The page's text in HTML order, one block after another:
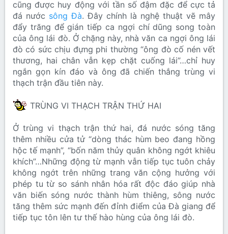
cũng được huy động với tần số đậm đặc để cực tả
đá nước sông Đà. Đây chính là nghệ thuật vẽ mây
đẩy trăng để gián tiếp ca ngợi chí dũng song toàn
của ông lái đò. Ở chặng này, nhà văn ca ngợi ông lái
đò có sức chịu đựng phi thường “ông đò cố nén vết
thương, hai chân vẫn kẹp chặt cuống lái”…chỉ huy
ngắn gọn kín đáo và ông đã chiến thắng trùng vi
thạch trận đầu tiên này.
TRÙNG VI THẠCH TRẬN THỨ HAI
Ở trùng vi thạch trận thứ hai, đá nước sóng tăng
thêm nhiều cửa tử “dòng thác hùm beo đang hồng
hộc tế mạnh”, “bốn năm thủy quân không ngớt khiêu
khích”…Những động từ mạnh vẫn tiếp tục tuôn chảy
không ngớt trên những trang văn cộng hưởng với
phép tu từ so sánh nhân hóa rất độc đáo giúp nhà
văn biến sóng nước thành hùm thiêng, sông nước
tăng thêm sức mạnh đến đỉnh điểm của Đà giang để
tiếp tục tôn lên tư thế hào hùng của ông lái đò.